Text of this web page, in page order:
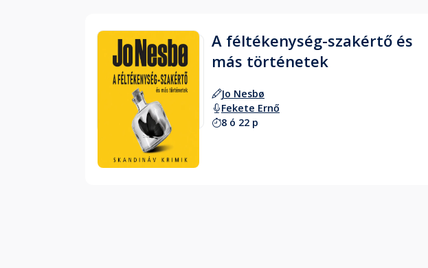
Hallgass bele
A féltékenység-szakértő és
más történetek
Jo Nesbø
Fekete Ernő
8 ó 22 p